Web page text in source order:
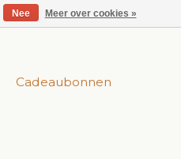
Cadeaubonnen
Nee Meer over cookies »